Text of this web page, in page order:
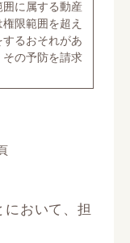
に属する動産
限範囲を超え
るおそれがあ
の予防を請求
において、担